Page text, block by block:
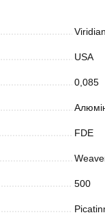
Viridian
USA
0,085
FDE
500